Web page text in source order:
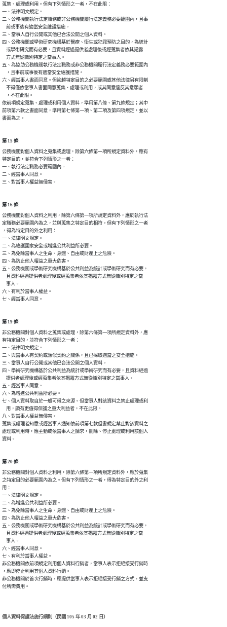
蒐集、處理或利用。但有下列情形之一者，不在此限：
一、法律明文規定。
二、公務機關執行法定職務或非公務機關履行法定義務必要範圍內，且事
    前或事後有適當安全維護措施。
三、當事人自行公開或其他已合法公開之個人資料。
四、公務機關或學術研究機構基於醫療、衛生或犯罪預防之目的，為統計
    或學術研究而有必要，且資料經過提供者處理後或經蒐集者依其揭露
    方式無從識別特定之當事人。
五、為協助公務機關執行法定職務或非公務機關履行法定義務必要範圍內
    ，且事前或事後有適當安全維護措施。
六、經當事人書面同意。但逾越特定目的之必要範圍或其他法律另有限制
    不得僅依當事人書面同意蒐集、處理或利用，或其同意違反其意願者
    ，不在此限。
依前項規定蒐集、處理或利用個人資料，準用第八條、第九條規定；其中
前項第六款之書面同意，準用第七條第一項、第二項及第四項規定，並以
書面為之。
第 15 條
公務機關對個人資料之蒐集或處理，除第六條第一項所規定資料外，應有
特定目的，並符合下列情形之一者：
一、執行法定職務必要範圍內。
二、經當事人同意。
三、對當事人權益無侵害。
第 16 條
公務機關對個人資料之利用，除第六條第一項所規定資料外，應於執行法
定職務必要範圍內為之，並與蒐集之特定目的相符。但有下列情形之一者
，得為特定目的外之利用：
一、法律明文規定。
二、為維護國家安全或增進公共利益所必要。
三、為免除當事人之生命、身體、自由或財產上之危險。
四、為防止他人權益之重大危害。
五、公務機關或學術研究機構基於公共利益為統計或學術研究而有必要，
    且資料經過提供者處理後或經蒐集者依其揭露方式無從識別特定之當
    事人。
六、有利於當事人權益。
七、經當事人同意。
第 19 條
非公務機關對個人資料之蒐集或處理，除第六條第一項所規定資料外，應
有特定目的，並符合下列情形之一者：
一、法律明文規定。
二、與當事人有契約或類似契約之關係，且已採取適當之安全措施。
三、當事人自行公開或其他已合法公開之個人資料。
四、學術研究機構基於公共利益為統計或學術研究而有必要，且資料經過
    提供者處理後或經蒐集者依其揭露方式無從識別特定之當事人。
五、經當事人同意。
六、為增進公共利益所必要。
七、個人資料取自於一般可得之來源。但當事人對該資料之禁止處理或利
    用，顯有更值得保護之重大利益者，不在此限。
八、對當事人權益無侵害。
蒐集或處理者知悉或經當事人通知依前項第七款但書規定禁止對該資料之
處理或利用時，應主動或依當事人之請求，刪除、停止處理或利用該個人
資料。
第 20 條
非公務機關對個人資料之利用，除第六條第一項所規定資料外，應於蒐集
之特定目的必要範圍內為之。但有下列情形之一者，得為特定目的外之利
用：
一、法律明文規定。
二、為增進公共利益所必要。
三、為免除當事人之生命、身體、自由或財產上之危險。
四、為防止他人權益之重大危害。
五、公務機關或學術研究機構基於公共利益為統計或學術研究而有必要，
    且資料經過提供者處理後或經蒐集者依其揭露方式無從識別特定之當
    事人。
六、經當事人同意。
七、有利於當事人權益。
非公務機關依前項規定利用個人資料行銷者，當事人表示拒絕接受行銷時
，應即停止利用其個人資料行銷。
非公務機關於首次行銷時，應提供當事人表示拒絕接受行銷之方式，並支
付所需費用。
個人資料保護法施行細則（民國 105 年 03 月 02 日）